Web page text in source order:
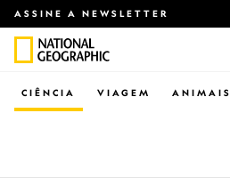
ASSINE A NEWSLETTER
CIÊNCIA VIAGEM ANIMAIS